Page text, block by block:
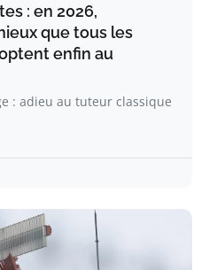
: en 2026,
que tous les
enfin au
: adieu au tuteur classique